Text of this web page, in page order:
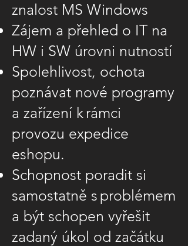
znalost MS Windows
Zájem a přehled o IT na
HW i SW úrovni nutností
Spolehlivost, ochota
poznávat nové programy
a zařízení k rámci
provozu expedice
eshopu.
Schopnost poradit si
samostatně s problémem
a být schopen vyřešit
zadaný úkol od začátku